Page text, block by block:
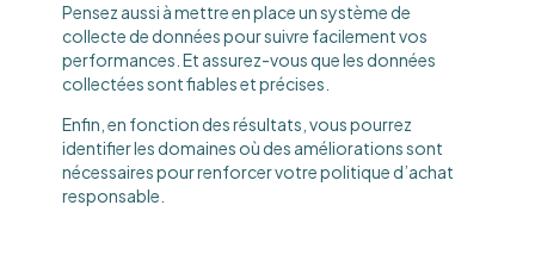
Pensez aussi à mettre en place un système de
collecte de données pour suivre facilement vos
performances. Et assurez-vous que les données
collectées sont fiables et précises.
Enfin, en fonction des résultats, vous pourrez
identifier les domaines où des améliorations sont
nécessaires pour renforcer votre politique d’achat
responsable.